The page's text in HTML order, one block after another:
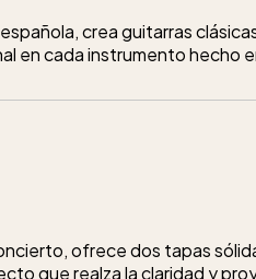
crea guitarras
en cada instrumento hecho
ofrece dos tapas
que realza la claridad y